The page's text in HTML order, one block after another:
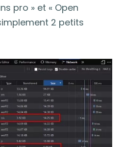
pro » et « Open
2 petits